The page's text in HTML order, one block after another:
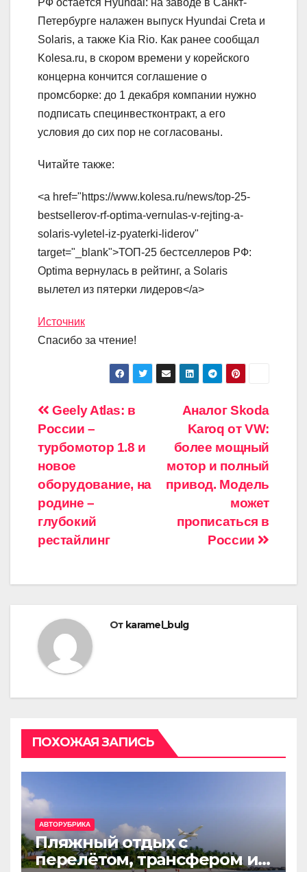
Петербурге налажен выпуск Hyundai Creta и
Solaris, а также Kia Rio. Как ранее сообщал
Kolesa.ru, в скором времени у корейского
концерна кончится соглашение о
промсборке: до 1 декабря компании нужно
подписать специнвестконтракт, а его
условия до сих пор не согласованы.
Читайте также:
<a href="https://www.kolesa.ru/news/top-25-
bestsellerov-rf-optima-vernulas-v-rejting-a-
solaris-vyletel-iz-pyaterki-liderov"
target="_blank">ТОП-25 бестселлеров РФ:
Optima вернулась в рейтинг, а Solaris
вылетел из пятерки лидеров</a>
Источник
Спасибо за чтение!
Навигация
по
записям
Аналог Skoda
Karoq от VW:
более мощный
мотор и полный
привод. Модель
может
прописаться в
России
Geely Atlas: в
России –
турбомотор 1.8 и
новое
оборудование, на
родине –
глубокий
рестайлинг
От karamel_bulg
ПОХОЖАЯ ЗАПИСЬ
АВТОРУБРИКА
Пляжный отдых с
перелётом, трансфером и